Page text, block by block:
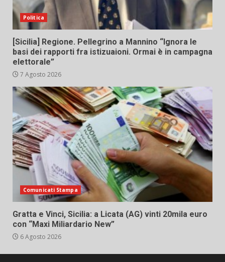
Politica
[Sicilia] Regione. Pellegrino a Mannino “Ignora le
basi dei rapporti fra istizuaioni. Ormai è in campagna
elettorale”
7 Agosto 2026
Comunicati Stampa
Gratta e Vinci, Sicilia: a Licata (AG) vinti 20mila euro
con “Maxi Miliardario New”
6 Agosto 2026